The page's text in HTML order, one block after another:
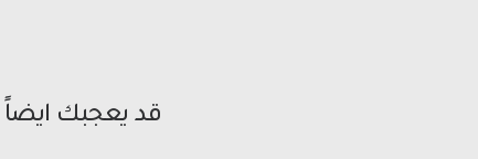
قد يعجبك ايضاً